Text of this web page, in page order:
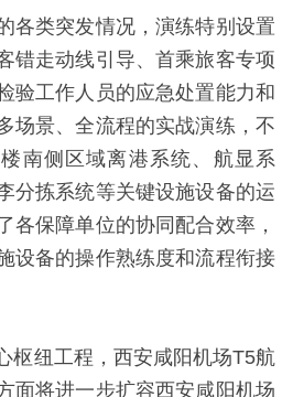
各类突发情况，演练特别设置
错走动线引导、首乘旅客专项
验工作人员的应急处置能力和
场景、全流程的实战演练，不
南侧区域离港系统、航显系
分拣系统等关键设施设备的运
各保障单位的协同配合效率，
设备的操作熟练度和流程衔接
枢纽工程，西安咸阳机场T5航
面将进一步扩容西安咸阳机场